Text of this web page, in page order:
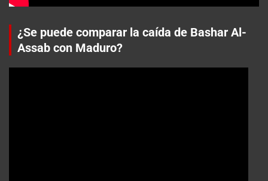
¿Se puede comparar la caída de Bashar Al-
Assab con Maduro?